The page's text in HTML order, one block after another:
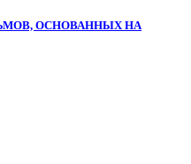
ОСНОВАННЫХ НА